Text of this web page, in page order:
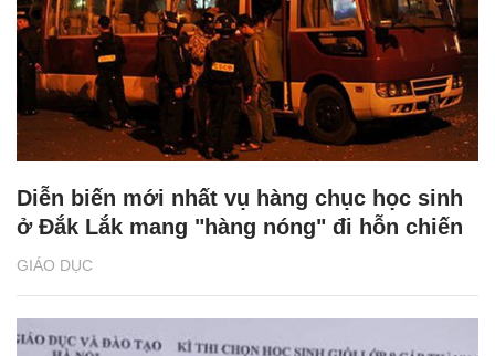
GIÁO DỤC
Diễn biến mới nhất vụ hàng chục học sinh
ở Đắk Lắk mang "hàng nóng" đi hỗn chiến